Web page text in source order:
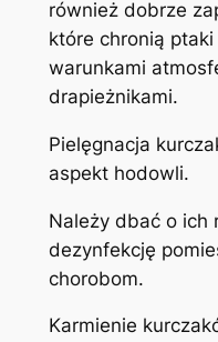
również dobrze
które chronią
warunkami
drapieżnikami.
Pielęgnacja
aspekt hodowli.
Należy dbać o ich
dezynfekcję
chorobom.
Karmienie